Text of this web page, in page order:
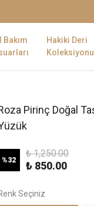
Bakım
Hakiki Deri
Koleksiyonu
Pirinç Doğal
%32
₺ 1,250.00
₺ 850.00
Seçiniz